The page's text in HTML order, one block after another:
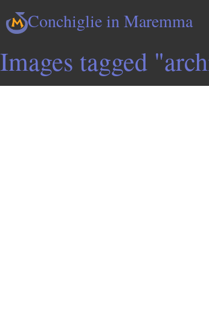
Conchiglie in Maremma
Images tagged